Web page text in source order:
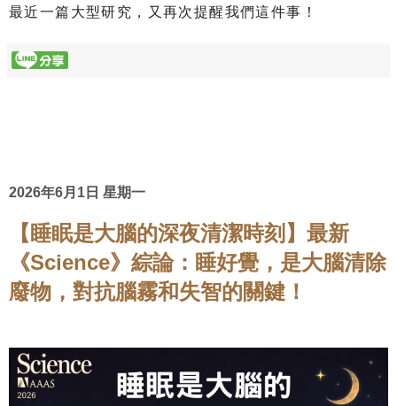
最近一篇大型研究，又再次提醒我們這件事！
2026年6月1日 星期一
【睡眠是大腦的深夜清潔時刻】最新
《Science》綜論：睡好覺，是大腦清除
廢物，對抗腦霧和失智的關鍵！